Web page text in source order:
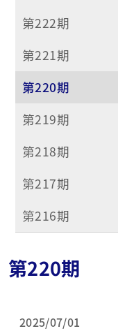
第222期
第221期
第220期
第219期
第218期
第217期
第216期
第220期
2025/07/01